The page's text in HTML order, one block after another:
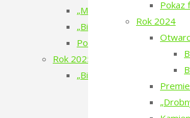
Pokaz
Rok 2024
„Mały doktor” w Narewce
„Bieżeństwo 1915.
Poezja w Puszczy – 7.
Rok 2025
„Bieżeństwo 1915” –
„Bieżeństwo 1915”
„Bieżeństwo 1915”